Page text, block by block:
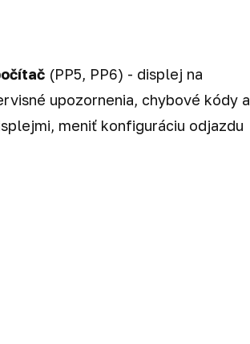
(PP5, PP6) - displej na
upozornenia, chybové kódy a
meniť konfiguráciu odjazdu